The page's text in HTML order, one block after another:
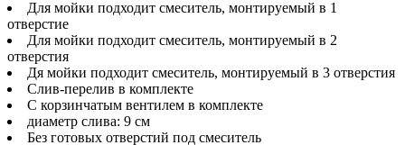
Для мойки подходит смеситель, монтируемый в 1
отверстие
Для мойки подходит смеситель, монтируемый в 2
отверстия
Дя мойки подходит смеситель, монтируемый в 3 отверстия
Слив-перелив в комплекте
С корзинчатым вентилем в комплекте
диаметр слива: 9 см
Без готовых отверстий под смеситель